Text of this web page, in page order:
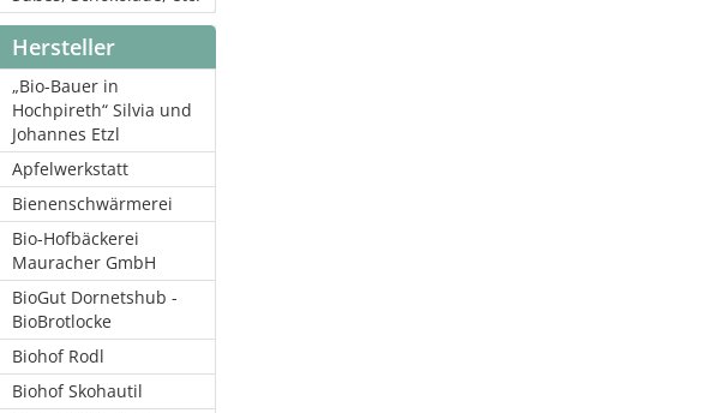
Hersteller
„Bio-Bauer in
Hochpireth“ Silvia und
Johannes Etzl
Apfelwerkstatt
Bienenschwärmerei
Bio-Hofbäckerei
Mauracher GmbH
BioGut Dornetshub -
BioBrotlocke
Biohof Rodl
Biohof Skohautil